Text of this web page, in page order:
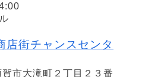
店街チャンスセンタ
市大滝町２丁目２３番